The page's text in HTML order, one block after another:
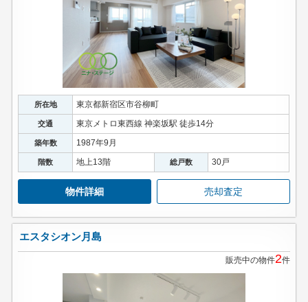
所在地 東京都新宿区市谷柳町
交通 東京メトロ東西線 神楽坂駅 徒歩14分
築年数 1987年9月
階数 地上13階 総戸数 30戸
物件詳細 売却査定
エスタシオン月島
販売中の物件2件